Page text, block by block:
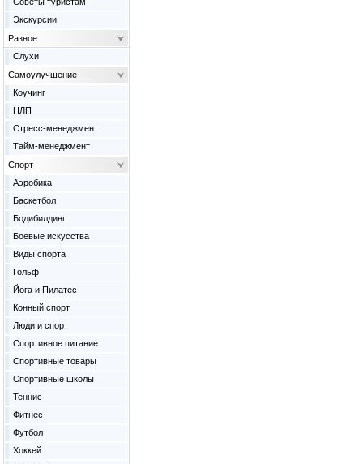
Экскурсии
Разное
Слухи
Самоулучшение
Коучинг
НЛП
Стресс-менеджмент
Тайм-менеджмент
Спорт
Аэробика
Баскетбол
Бодибилдинг
Боевые искусства
Виды спорта
Гольф
Йога и Пилатес
Конный спорт
Люди и спорт
Спортивное питание
Спортивные товары
Спортивные школы
Теннис
Фитнес
Футбол
Хоккей